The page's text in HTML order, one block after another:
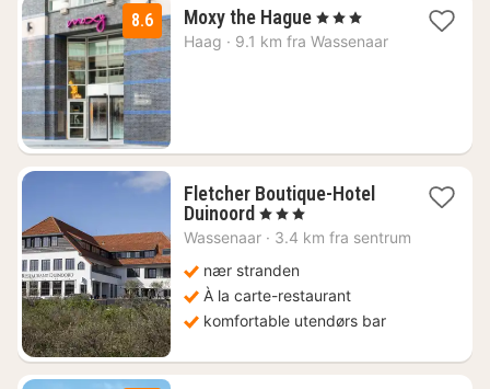
8.6 Moxy the Hague2
netter
, 3 Stjerner
Haag · 9.1 km fra Wassenaar
Fletcher Boutique-Hotel
Duinoord 1
natt
1254
kr.
, 3 Stjerner
Wassenaar · 3.4 km fra sentrum
nær stranden
À la carte-restaurant
komfortable utendørs bar